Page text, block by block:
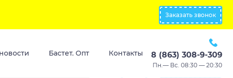
Заказать звонок
Бастет. Опт Контакты 8 (863) 308-9-309
Пн.— Вс. 08:30 — 20:30